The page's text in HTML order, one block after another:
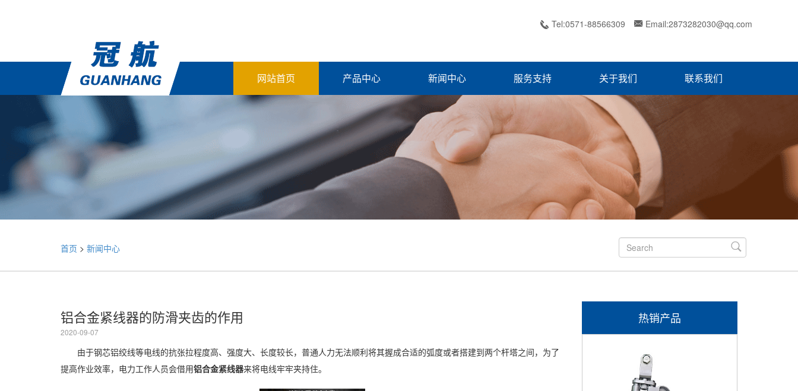
 Tel:0571-88566309  Email:2873282030@qq.com
网站首页 产品中心 新闻中心 服务支持 关于我们 联系我们
首页 > 新闻中心 
铝合金紧线器的防滑夹齿的作用
2020-09-07
由于钢芯铝绞线等电线的抗张拉程度高、强度大、长度较长，普通人力无法顺利将其握成合适的弧度或者搭建到两个杆塔之间，为了
提高作业效率，电力工作人员会借用铝合金紧线器来将电线牢牢夹持住。
热销产品